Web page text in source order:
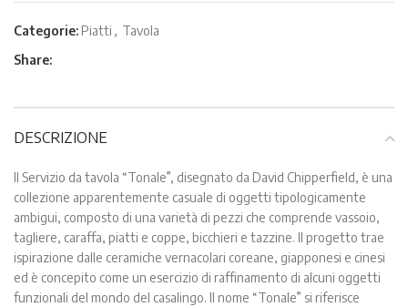
Categorie: Piatti , Tavola
Share:
DESCRIZIONE
Il Servizio da tavola “Tonale”, disegnato da David Chipperfield, è una
collezione apparentemente casuale di oggetti tipologicamente
ambigui, composto di una varietà di pezzi che comprende vassoio,
tagliere, caraffa, piatti e coppe, bicchieri e tazzine. Il progetto trae
ispirazione dalle ceramiche vernacolari coreane, giapponesi e cinesi
ed è concepito come un esercizio di raffinamento di alcuni oggetti
funzionali del mondo del casalingo. Il nome “Tonale” si riferisce